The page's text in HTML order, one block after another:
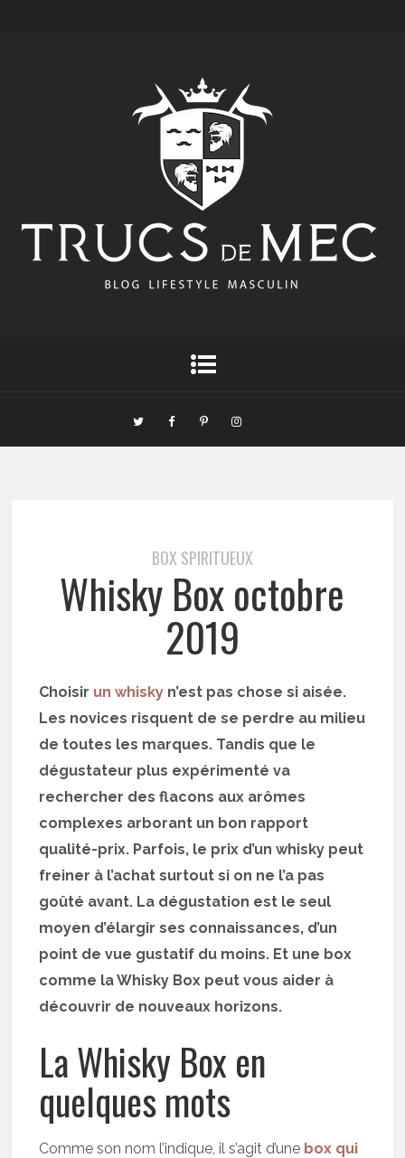
BOX SPIRITUEUX
Whisky Box octobre
2019
Choisir un whisky n’est pas chose si aisée.
Les novices risquent de se perdre au milieu
de toutes les marques. Tandis que le
dégustateur plus expérimenté va
rechercher des flacons aux arômes
complexes arborant un bon rapport
qualité-prix. Parfois, le prix d’un whisky peut
freiner à l’achat surtout si on ne l’a pas
goûté avant. La dégustation est le seul
moyen d’élargir ses connaissances, d’un
point de vue gustatif du moins. Et une box
comme la Whisky Box peut vous aider à
découvrir de nouveaux horizons.
La Whisky Box en
quelques mots
Comme son nom l’indique, il s’agit d’une box qui